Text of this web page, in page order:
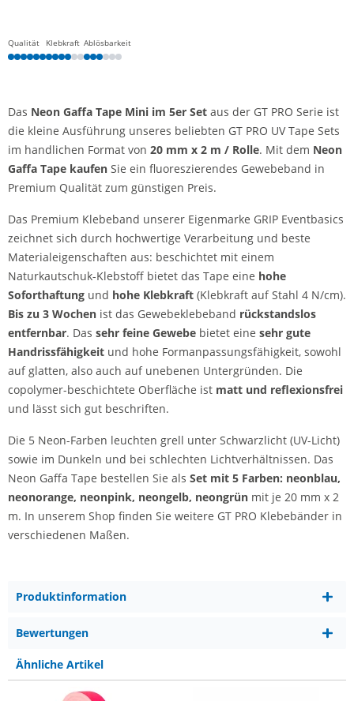
Qualität Klebkraft Ablösbarkeit
Das Neon Gaffa Tape Mini im 5er Set aus der GT PRO Serie ist
die kleine Ausführung unseres beliebten GT PRO UV Tape Sets
im handlichen Format von 20 mm x 2 m / Rolle. Mit dem Neon
Gaffa Tape kaufen Sie ein fluoreszierendes Gewebeband in
Premium Qualität zum günstigen Preis.
Das Premium Klebeband unserer Eigenmarke GRIP Eventbasics
zeichnet sich durch hochwertige Verarbeitung und beste
Materialeigenschaften aus: beschichtet mit einem
Naturkautschuk-Klebstoff bietet das Tape eine hohe
Soforthaftung und hohe Klebkraft (Klebkraft auf Stahl 4 N/cm).
Bis zu 3 Wochen ist das Gewebeklebeband rückstandslos
entfernbar. Das sehr feine Gewebe bietet eine sehr gute
Handrissfähigkeit und hohe Formanpassungsfähigkeit, sowohl
auf glatten, also auch auf unebenen Untergründen. Die
copolymer-beschichtete Oberfläche ist matt und reflexionsfrei
und lässt sich gut beschriften.
Die 5 Neon-Farben leuchten grell unter Schwarzlicht (UV-Licht)
sowie im Dunkeln und bei schlechten Lichtverhältnissen. Das
Neon Gaffa Tape bestellen Sie als Set mit 5 Farben: neonblau,
neonorange, neonpink, neongelb, neongrün mit je 20 mm x 2
m. In unserem Shop finden Sie weitere GT PRO Klebebänder in
verschiedenen Maßen.
Produktinformation
Bewertungen
Ähnliche Artikel